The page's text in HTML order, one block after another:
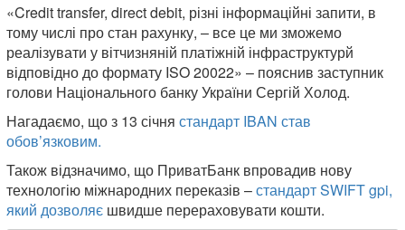
«Credit transfer, direct debit, різні інформаційні запити, в
тому числі про стан рахунку, – все це ми зможемо
реалізувати у вітчизняній платіжній інфраструктурй
відповідно до формату ISO 20022» – пояснив заступник
голови Національного банку України Сергій Холод.
Нагадаємо, що з 13 січня стандарт IBAN став
обов’язковим.
Також відзначимо, що ПриватБанк впровадив нову
технологію міжнародних переказів –стандарт SWIFT gpi,
який дозволяє швидше перераховувати кошти.